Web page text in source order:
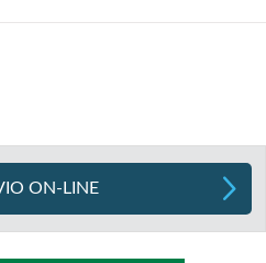
ON-LINE